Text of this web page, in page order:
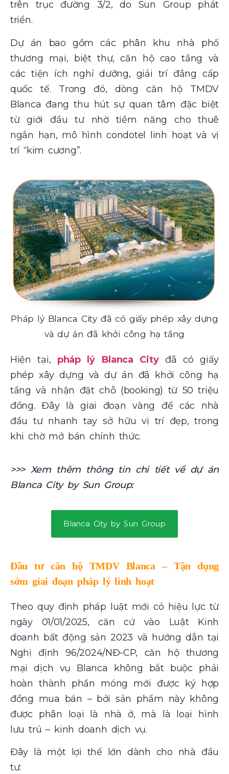
trên trục đường 3/2, do Sun Group phát
triển.
Dự án bao gồm các phân khu nhà phố
thương mại, biệt thự, căn hộ cao tầng và
các tiện ích nghỉ dưỡng, giải trí đẳng cấp
quốc tế. Trong đó, dòng căn hộ TMDV
Blanca đang thu hút sự quan tâm đặc biệt
từ giới đầu tư nhờ tiềm năng cho thuê
ngắn hạn, mô hình condotel linh hoạt và vị
trí “kim cương”.
Pháp lý Blanca City đã có giấy phép xây dựng
và dự án đã khởi công hạ tầng
Hiện tại, pháp lý Blanca Cityđã có giấy
phép xây dựng và dự án đã khởi công hạ
tầng và nhận đặt chỗ (booking) từ 50 triệu
đồng. Đây là giai đoạn vàng để các nhà
đầu tư nhanh tay sở hữu vị trí đẹp, trong
khi chờ mở bán chính thức.
>>> Xem thêm thông tin chi tiết về dự án
Blanca City by Sun Group:
Blanca City by Sun Group
Đầu tư căn hộ TMDV Blanca – Tận dụng
sớm giai đoạn pháp lý linh hoạt
Theo quy định pháp luật mới có hiệu lực từ
ngày 01/01/2025, căn cứ vào Luật Kinh
doanh bất động sản 2023 và hướng dẫn tại
Nghị định 96/2024/NĐ-CP, căn hộ thương
mại dịch vụ Blanca không bắt buộc phải
hoàn thành phần móng mới được ký hợp
đồng mua bán – bởi sản phẩm này không
được phân loại là nhà ở, mà là loại hình
lưu trú – kinh doanh dịch vụ.
Đây là một lợi thế lớn dành cho nhà đầu
tư: